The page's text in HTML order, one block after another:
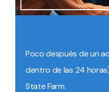
Poco después de un
dentro de las 24
State Farm.